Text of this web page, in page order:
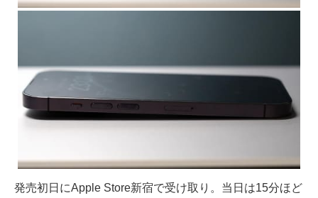
発売初日にApple Store新宿で受け取り。当日は15分ほど